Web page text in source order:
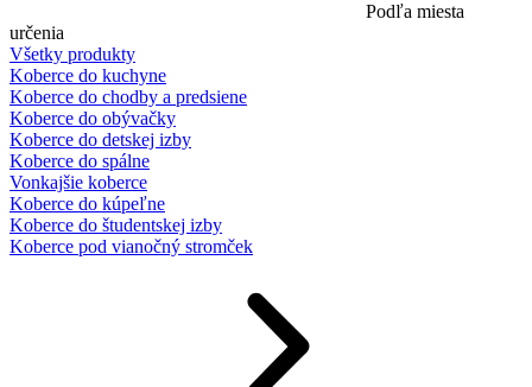
Podľa miesta
určenia
Všetky produkty
Koberce do kuchyne
Koberce do chodby a predsiene
Koberce do obývačky
Koberce do detskej izby
Koberce do spálne
Vonkajšie koberce
Koberce do kúpeľne
Koberce do študentskej izby
Koberce pod vianočný stromček